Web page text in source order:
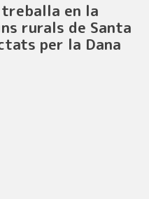
en la
rurals de Santa
per la Dana